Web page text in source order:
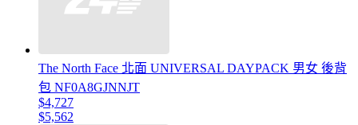
The North Face 北面 UNIVERSAL DAYPACK 男女 後背
包 NF0A8GJNNJT
$4,727
$5,562